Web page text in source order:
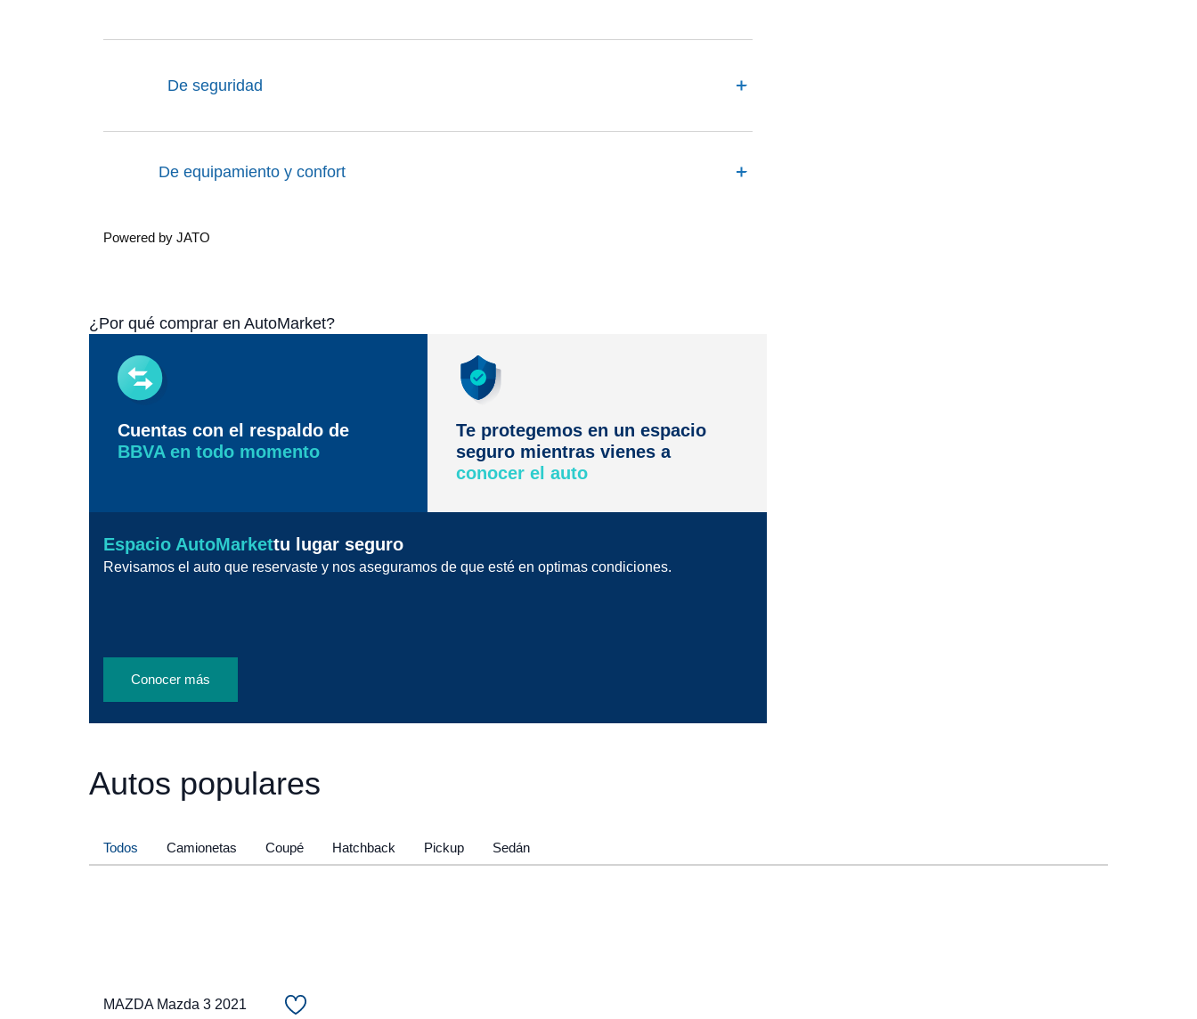
De seguridad
De equipamiento y confort
Powered by JATO
¿Por qué comprar en AutoMarket?
Cuentas con el respaldo de
BBVA en todo momento
Te protegemos en un espacio
seguro mientras vienes a
conocer el auto
Espacio AutoMarkettu lugar seguro
Revisamos el auto que reservaste y nos aseguramos de que esté en optimas condiciones.
Conocer más
Autos populares
Todos Camionetas Coupé Hatchback Pickup Sedán
MAZDA Mazda 3 2021